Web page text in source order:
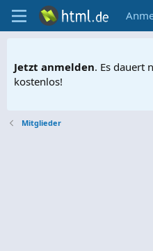
Jetzt anmelden. Es dauert
kostenlos!
Mitglieder